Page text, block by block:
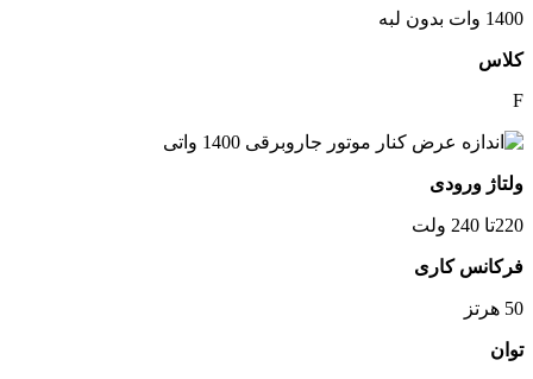
1400 وات بدون لبه
کلاس
F
ولتاژ ورودی
220تا 240 ولت
فرکانس کاری
50 هرتز
توان